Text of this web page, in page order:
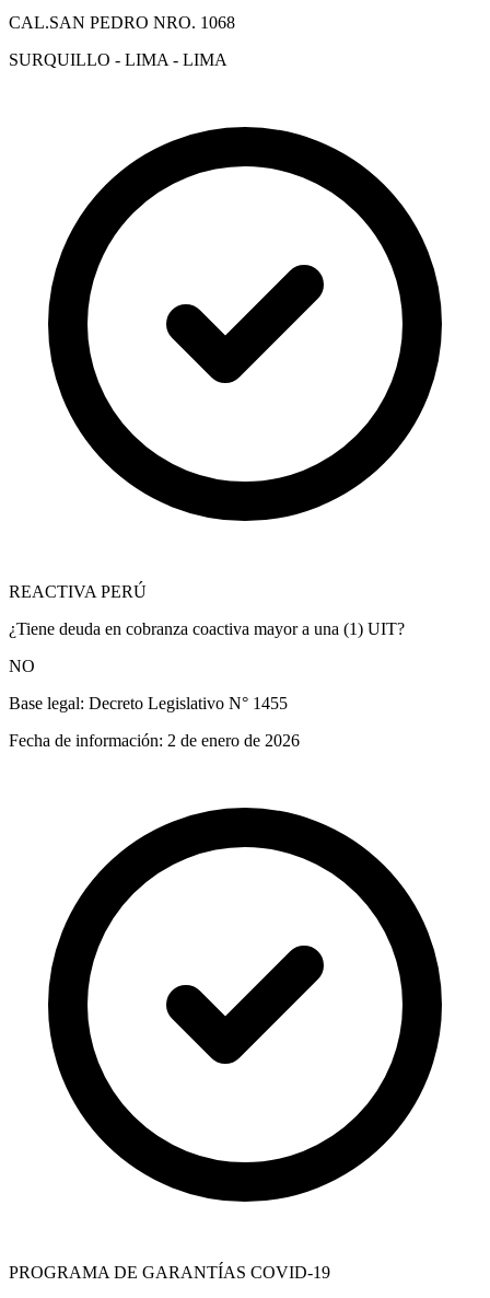
CAL.SAN PEDRO NRO. 1068
SURQUILLO - LIMA - LIMA
REACTIVA PERÚ
¿Tiene deuda en cobranza coactiva mayor a una (1) UIT?
NO
Base legal: Decreto Legislativo N° 1455
Fecha de información: 2 de enero de 2026
PROGRAMA DE GARANTÍAS COVID-19